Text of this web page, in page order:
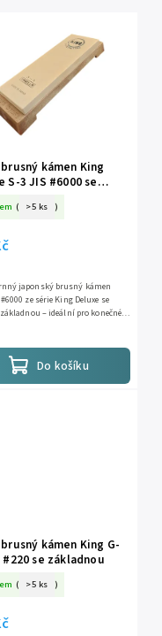
kámen King
S‑3 JIS #6000 se
( >5 ks )
Do košíku
japonský brusný kámen
ze série King Deluxe se
– ideální pro konečné
kámen King G-
#220 se základnou
( >5 ks )